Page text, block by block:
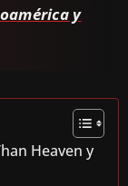
y
Heaven y